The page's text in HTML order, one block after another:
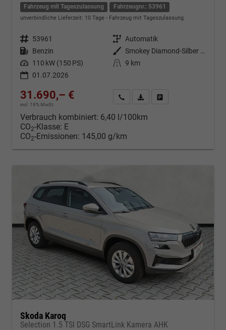
Fahrzeug mit Tageszulassung Fahrzeugnr.: 53961
unverbindliche Lieferzeit: 10 Tage Fahrzeug mit Tageszulassung
Fahrzeugnr. 53961 Getriebe Automatik
Kraftstoff Benzin Außenfarbe
Smokey Diamond-Silber Metallic
Leistung 110 kW (150 PS) Kilometerstand 9 km
01.07.2026
31.690,– €
incl. 19% MwSt.
Kontakt & Angebot anfordern
PDF-Datei, Fahrzeugexposé
Verbrauch kombiniert: 6,40 l/100km
CO2-Klasse: E
CO2-Emissionen: 145,00 g/km
Skoda Karoq
Selection 1.5 TSI DSG SmartLink Kamera AHK